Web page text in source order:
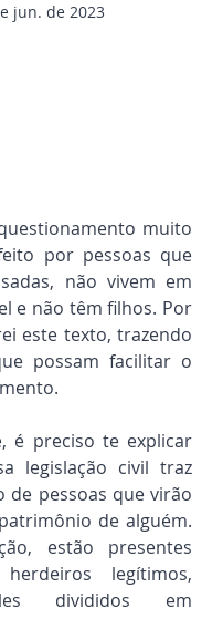
jun. de 2023
muito
por pessoas que
não vivem em
e não têm filhos. Por
este texto, trazendo
possam facilitar o
é preciso te explicar
legislação civil traz
de pessoas que virão
de alguém.
estão presentes
legítimos,
divididos em